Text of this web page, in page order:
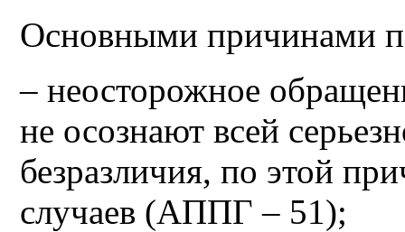
Основными причинами
– неосторожное
не осознают всей
безразличия, по этой
случаев (АППГ – 51);